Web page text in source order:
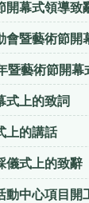
開幕式領導致
會暨藝術節開
暨藝術節開幕
式上的致詞
上的講話
儀式上的致辭
動中心項目開